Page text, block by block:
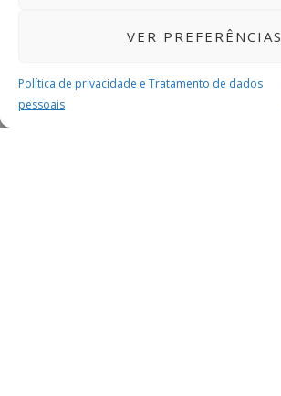
VER PREFERÊNCIAS
Política de privacidade e Tratamento de dados
pessoais